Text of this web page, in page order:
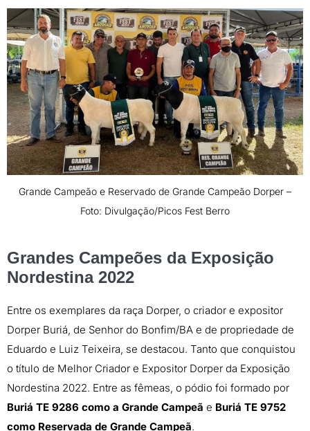
Grande Campeão e Reservado de Grande Campeão Dorper –
Foto: Divulgação/Picos Fest Berro
Grandes Campeões da Exposição
Nordestina 2022
Entre os exemplares da raça Dorper, o criador e expositor
Dorper Buriá, de Senhor do Bonfim/BA e de propriedade de
Eduardo e Luiz Teixeira, se destacou. Tanto que conquistou
o título de Melhor Criador e Expositor Dorper da Exposição
Nordestina 2022. Entre as fêmeas, o pódio foi formado por
Buriá TE 9286 como a Grande Campeã e Buriá TE 9752
como Reservada de Grande Campeã.